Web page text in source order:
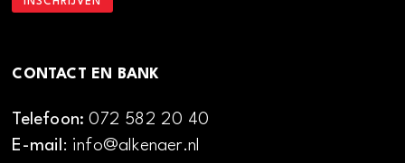
CONTACT EN BANK
Telefoon:072 582 20 40
E-mail: info@alkenaer.nl